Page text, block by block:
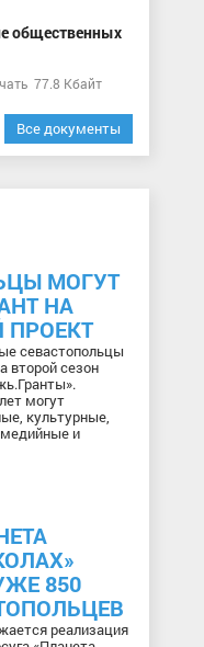
общественных
77.8 Кбайт
Все документы
МОГУТ
НА
севастопольцы
второй сезон
могут
культурные,
и
850
реализация